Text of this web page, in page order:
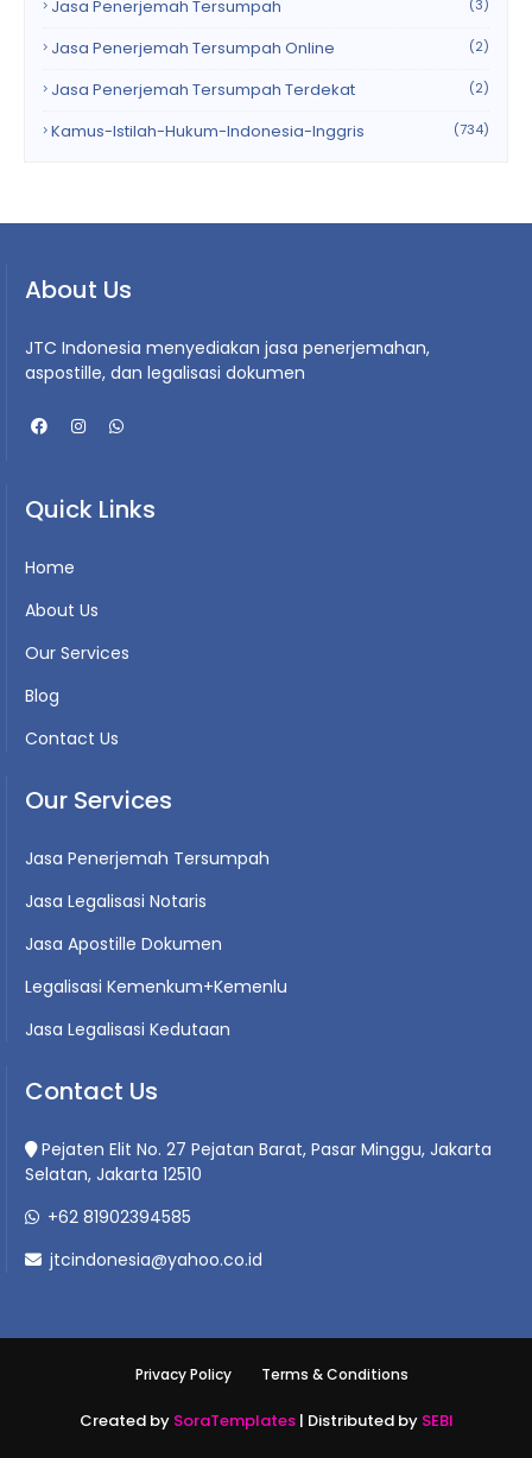
Jasa Penerjemah Tersumpah (3)
Jasa Penerjemah Tersumpah Online (2)
Jasa Penerjemah Tersumpah Terdekat (2)
Kamus-Istilah-Hukum-Indonesia-Inggris (734)
About Us
JTC Indonesia menyediakan jasa penerjemahan,
aspostille, dan legalisasi dokumen
Quick Links
Home
About Us
Our Services
Blog
Contact Us
Our Services
Jasa Penerjemah Tersumpah
Jasa Legalisasi Notaris
Jasa Apostille Dokumen
Legalisasi Kemenkum+Kemenlu
Jasa Legalisasi Kedutaan
Contact Us
Pejaten Elit No. 27 Pejatan Barat, Pasar Minggu, Jakarta
Selatan, Jakarta 12510
+62 81902394585
jtcindonesia@yahoo.co.id
Privacy Policy Terms & Conditions
Created by SoraTemplates| Distributed by SEBI